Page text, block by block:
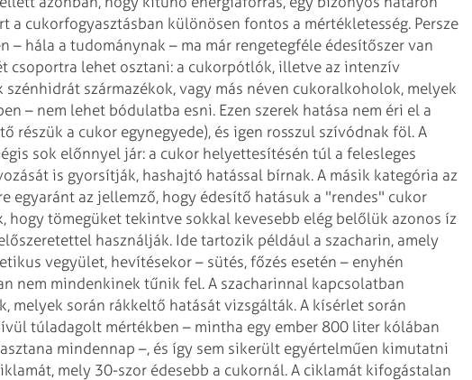
a cukorfogyasztásban különösen fontos a mértékletesség. Persze
– hála a tudománynak – ma már rengetegféle édesítőszer van
csoportra lehet osztani: a cukorpótlók, illetve az intenzív
szénhidrát származékok, vagy más néven cukoralkoholok, melyek
– nem lehet bódulatba esni. Ezen szerek hatása nem éri el a
részük a cukor egynegyede), és igen rosszul szívódnak föl. A
sok előnnyel jár: a cukor helyettesítésén túl a felesleges
is gyorsítják, hashajtó hatással bírnak. A másik kategória az
egyaránt az jellemző, hogy édesítő hatásuk a "rendes" cukor
hogy tömegüket tekintve sokkal kevesebb elég belőlük azonos íz
használják. Ide tartozik például a szacharin, amely
vegyület, hevítésekor – sütés, főzés esetén – enyhén
nem mindenkinek tűnik fel. A szacharinnal kapcsolatban
melyek során rákkeltő hatását vizsgálták. A kísérlet során
túladagolt mértékben – mintha egy ember 800 liter kólában
mindennap –, és így sem sikerült egyértelműen kimutatni
mely 30-szor édesebb a cukornál. A ciklamát kifogástalan